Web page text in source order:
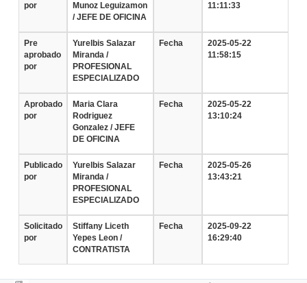
por
Munoz Leguizamon
/ JEFE DE OFICINA
11:11:33
Pre
aprobado
por
Yurelbis Salazar
Miranda /
PROFESIONAL
ESPECIALIZADO
Fecha
2025-05-22
11:58:15
Aprobado
por
Maria Clara
Rodriguez
Gonzalez / JEFE
DE OFICINA
Fecha
2025-05-22
13:10:24
Publicado
por
Yurelbis Salazar
Miranda /
PROFESIONAL
ESPECIALIZADO
Fecha
2025-05-26
13:43:21
Solicitado
por
Stiffany Liceth
Yepes Leon /
CONTRATISTA
Fecha
2025-09-22
16:29:40